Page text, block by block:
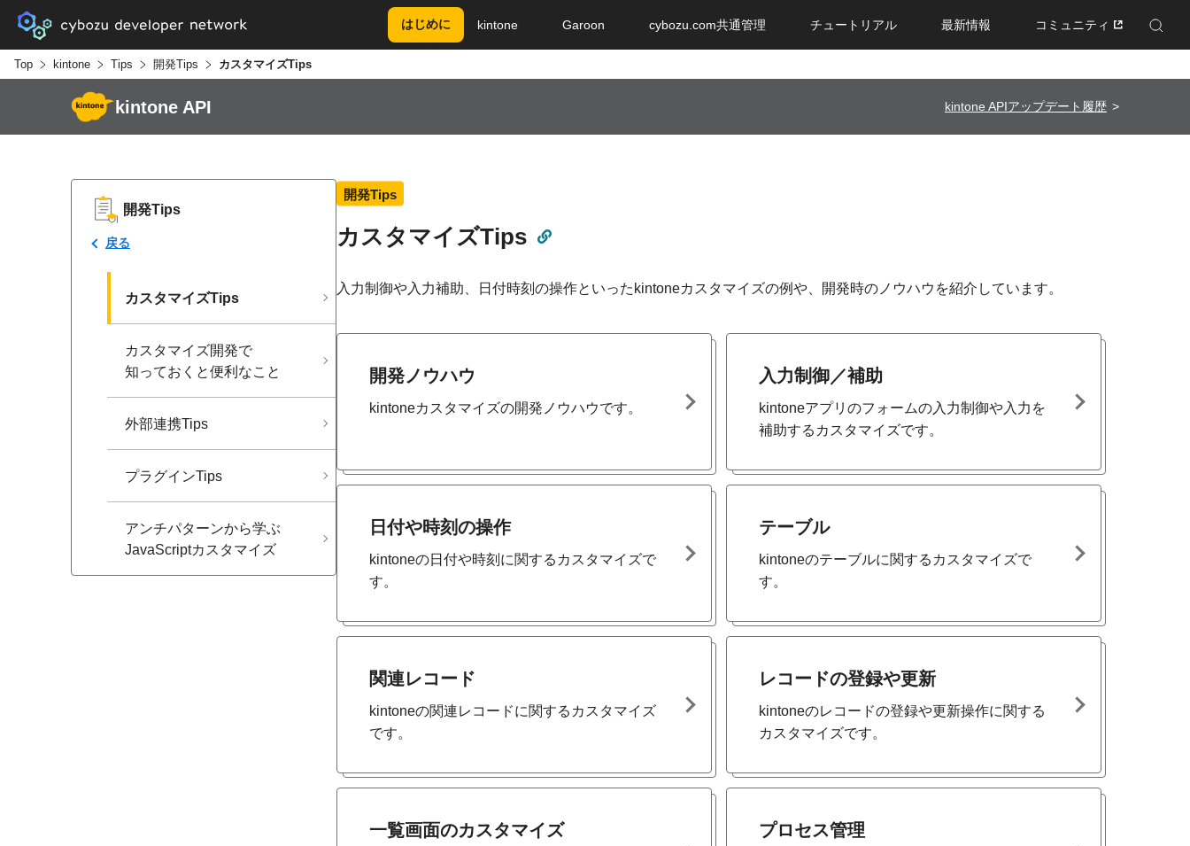
はじめに kintone Garoon cybozu.com共通管理 チュートリアル 最新情報 コミュニティ
Enhanced by Google
Top kintone Tips 開発Tips カスタマイズTips
kintone API kintone APIアップデート履歴
開発Tips
戻る
カスタマイズTips
カスタマイズ開発で​
知っておくと​便利な​こと
外部​連携Tips
プラグインTips
アンチパターンから​学ぶ​
JavaScriptカスタマイズ
開発Tips
カスタマイズTips
入力制御や入力補助、日付時刻の操作といったkintoneカスタマイズの例や、開発時のノウハウを紹介しています。
開発ノウハウ
kintoneカスタマイズの開発ノウハウです。
入力制御／補助
kintoneアプリのフォームの入力制御や入力を
補助するカスタマイズです。
日付や時刻の操作
kintoneの日付や時刻に関するカスタマイズで
す。
テーブル
kintoneのテーブルに関するカスタマイズで
す。
関連レコード
kintoneの関連レコードに関するカスタマイズ
です。
レコードの登録や更新
kintoneのレコードの登録や更新操作に関する
カスタマイズです。
一覧画面のカスタマイズ プロセス管理